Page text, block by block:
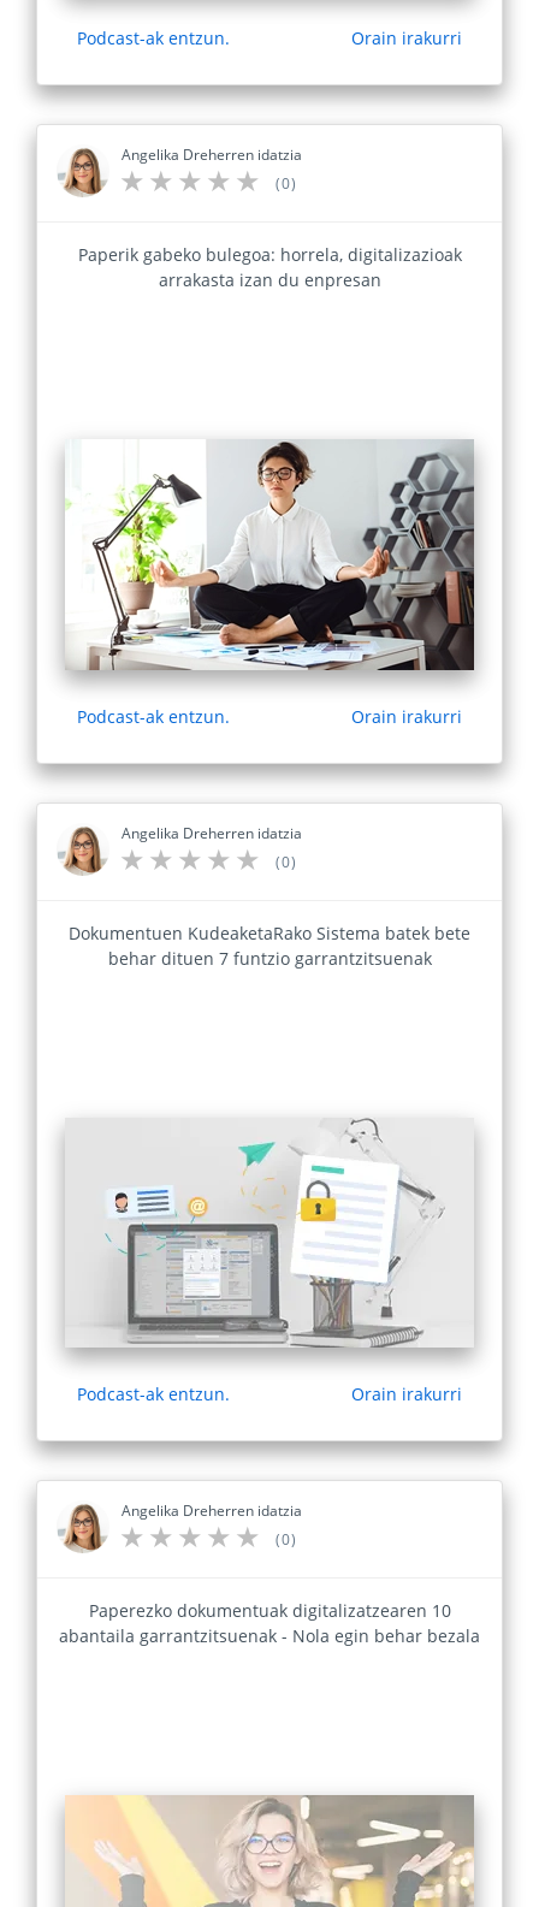
Podcast-ak entzun. Orain irakurri
Angelika Dreherren idatzia
(0)
Paperik gabeko bulegoa: horrela, digitalizazioak
arrakasta izan du enpresan
Podcast-ak entzun. Orain irakurri
Angelika Dreherren idatzia
(0)
Dokumentuen KudeaketaRako Sistema batek bete
behar dituen 7 funtzio garrantzitsuenak
Podcast-ak entzun. Orain irakurri
Angelika Dreherren idatzia
(0)
Paperezko dokumentuak digitalizatzearen 10
abantaila garrantzitsuenak - Nola egin behar bezala